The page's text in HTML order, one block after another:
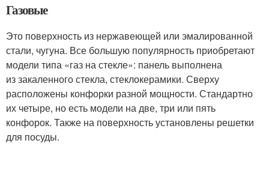
Газовые
Это поверхность из нержавеющей или эмалированной
стали, чугуна. Все большую популярность приобретают
модели типа «газ на стекле»: панель выполнена
из закаленного стекла, стеклокерамики. Сверху
расположены конфорки разной мощности. Стандартно
их четыре, но есть модели на две, три или пять
конфорок. Также на поверхность установлены решетки
для посуды.